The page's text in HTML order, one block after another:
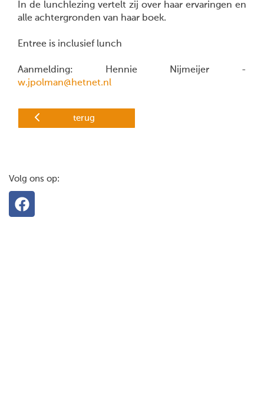
In de lunchlezing vertelt zij over haar ervaringen en
alle achtergronden van haar boek.
Entree is inclusief lunch
Aanmelding: Hennie Nijmeijer -
w.jpolman@hetnet.nl
terug
Volg ons op: